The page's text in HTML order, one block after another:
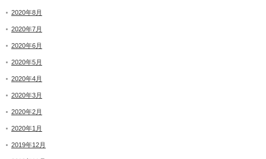
2020年8月
2020年7月
2020年6月
2020年5月
2020年4月
2020年3月
2020年2月
2020年1月
2019年12月